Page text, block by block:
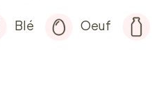
Blé Oeuf